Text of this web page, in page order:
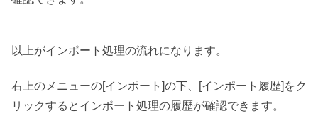
以上がインポート処理の流れになります。
右上のメニューの[インポート]の下、[インポート履歴]をク
リックするとインポート処理の履歴が確認できます。